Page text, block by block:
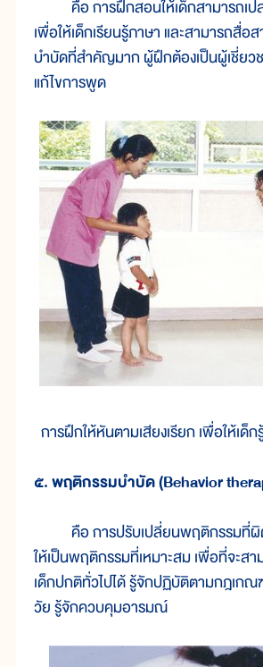
คือ การฝึกสอนให้เด็กสามารถเปล่
เพื่อให้เด็กเรียนรู้ภาษา และสามารถสื่อส
บำบัดที่สำคัญมาก ผู้ฝึกต้องเป็นผู้เชี่ยว
แก้ไขการพูด
การฝึกให้หันตามเสียงเรียก เพื่อให้เด็
๕. พฤติกรรมบำบัด (Behavior
คือ การปรับเปลี่ยนพฤติกรรมที่ผิ
ให้เป็นพฤติกรรมที่เหมาะสม เพื่อที่จะส
เด็กปกติทั่วไปได้ รู้จักปฏิบัติตามกฎเกณ
วัย รู้จักควบคุมอารมณ์